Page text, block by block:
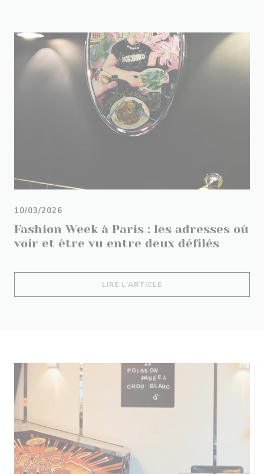
Fashion Week à Paris : les adresses où
voir et être vu entre deux défilés
10/03/2026
LIRE L'ARTICLE